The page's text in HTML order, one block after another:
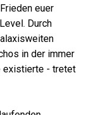
euer
Durch
in der immer
existierte - tretet